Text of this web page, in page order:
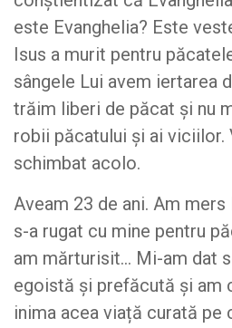
este Evanghelia? Este
Isus a murit pentru
sângele Lui avem iertarea
trăim liberi de păcat și nu
robii păcatului și ai viciilor.
schimbat acolo.
Aveam 23 de ani. Am
s-a rugat cu mine pentru
am mărturisit… Mi-am dat
egoistă și prefăcută și am
inima acea viață curată pe